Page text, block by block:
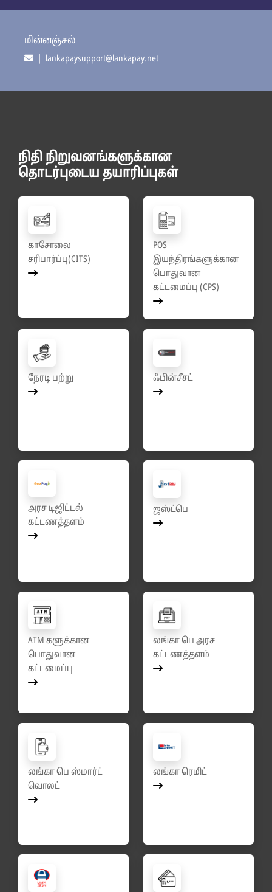
மின்னஞ்சல்
| lankapaysupport@lankapay.net
நிதி நிறுவனங்களுக்கான
தொடர்புடைய தயாரிப்புகள்
காசோலை
சரிபார்ப்பு(CITS)
POS
இயந்திரங்களுக்கான
பொதுவான
கட்டமைப்பு (CPS)
நேரடி பற்று ஃபின்சீசட்
அரச டிஜிட்டல்
கட்டணத்தளம்
ஜஸ்ட்பெ
ATM களுக்கான
பொதுவான
கட்டமைப்பு
லங்கா பெ அரச
கட்டணத்தளம்
லங்கா பெ ஸ்மார்ட்
வொலட்
லங்கா ரெமிட்